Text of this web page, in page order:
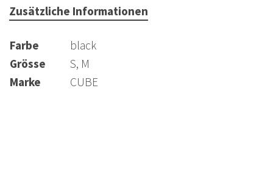
S 0.6 Liter
M 0.8 Liter
Zusätzliche Informationen
Farbe
black
Grösse
S, M
Marke
CUBE